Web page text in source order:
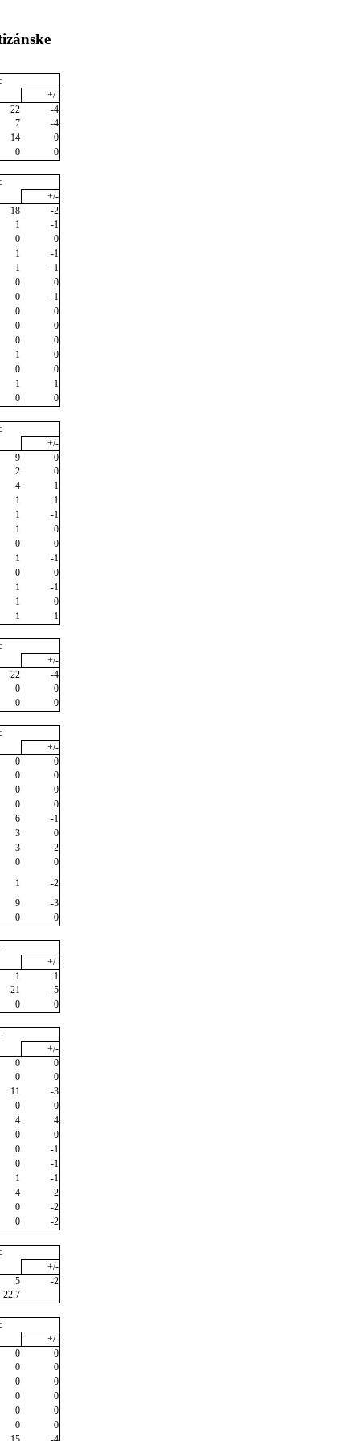
+/-
22
-4
7
-4
14
0
0
0
+/-
18
-2
1
-1
0
0
1
-1
1
-1
0
0
0
-1
0
0
0
0
0
0
1
0
0
0
1
1
0
0
+/-
9
0
2
0
4
1
1
1
1
-1
1
0
0
0
1
-1
0
0
1
-1
1
0
1
1
+/-
22
-4
0
0
0
0
+/-
0
0
0
0
0
0
0
0
6
-1
3
0
3
2
0
0
1
-2
9
-3
0
0
+/-
1
1
21
-5
0
0
+/-
0
0
0
0
11
-3
0
0
4
4
0
0
0
-1
0
-1
1
-1
4
2
0
-2
0
-2
+/-
5
-2
22,7
+/-
0
0
0
0
0
0
0
0
0
0
0
0